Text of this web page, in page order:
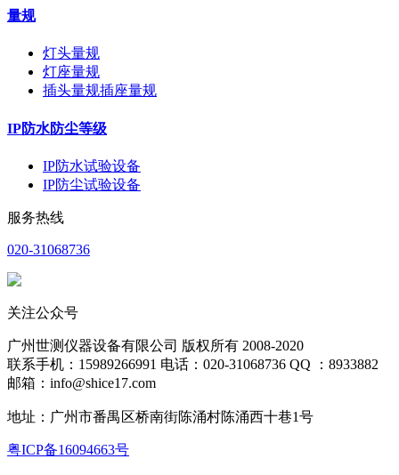
量规
灯头量规
灯座量规
插头量规插座量规
IP防水防尘等级
IP防水试验设备
IP防尘试验设备
服务热线
020-31068736
关注公众号
广州世测仪器设备有限公司 版权所有 2008-2020
联系手机：15989266991 电话：020-31068736 QQ ：8933882
邮箱：info@shice17.com
地址： 广州市番禺区桥南街陈涌村陈涌西十巷1号
粤ICP备16094663号